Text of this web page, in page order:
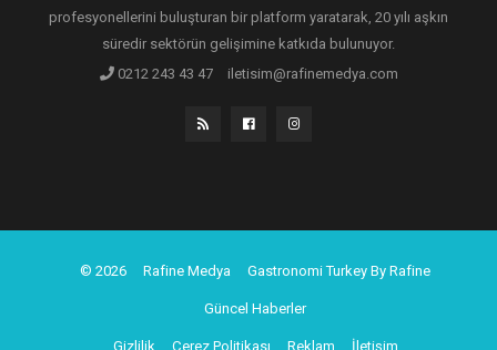
profesyonellerini buluşturan bir platform yaratarak, 20 yılı aşkın
süredir sektörün gelişimine katkıda bulunuyor.
0212 243 43 47
iletisim@rafinemedya.com
© 2026 Rafine Medya Gastronomi Turkey By Rafine
Güncel Haberler
Gizlilik Çerez Politikası Reklam İletişim